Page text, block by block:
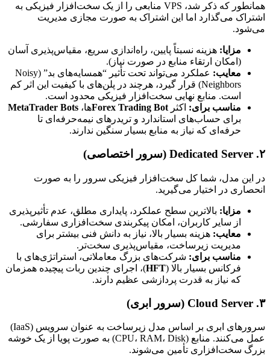
همانطور که ذکر شد، VPS منابعی را از یک سخت‌افزار فیزیکی به
اشتراک می‌گذارد اما این اشتراک به صورت مجازی مدیریت
می‌شود.
مزایا: هزینه نسبتاً پایین، راه‌اندازی سریع، مقیاس‌پذیری آسان
(امکان ارتقاء منابع در صورت نیاز).
معایب:
عملکرد می‌تواند تحت تأثیر “همسایه‌های بد” (Noisy
Neighbors) قرار گیرد، هرچند در پلن‌های با کیفیت این اثر کم
است. منابع نهایی سخت‌افزار فیزیکی محدود است.
مناسب برای: اکثرForex Trading Botها، MetaTrader Bots
برای حساب‌های استاندارد و تریدرهای نیمه‌حرفه‌ای تا
حرفه‌ای که نیاز به منابع بسیار سنگین ندارند.
۲. Dedicated Server (سرور اختصاصی)
در این مدل، شما کل سخت‌افزار فیزیکی سرور را به صورت
انحصاری در اختیار می‌گیرید.
مزایا: بالاترین سطح عملکرد، پایداری مطلق، عدم تأثیرپذیری
از سایر کاربران، امکان پیکربندی سخت‌افزاری سفارشی.
معایب: هزینه بسیار بالا، نیاز به دانش فنی بیشتر برای
مدیریت زیرساخت، مقیاس‌پذیری سخت‌تر.
مناسب برای: شرکت‌های بزرگ معاملاتی، استراتژی‌های با
فرکانس بسیار بالا (HFT)، اجرای چندین ربات پیچیده همزمان
که نیاز به قدرت پردازشی عظیم دارند.
۳. Cloud Server (سرور ابری)
سرورهای ابری بر اساس مدل زیرساخت به عنوان سرویس (IaaS)
عمل می‌کنند. منابع (CPU، RAM، Disk) به صورت پویا از یک خوشه
بزرگ سخت‌افزاری تأمین می‌شوند.